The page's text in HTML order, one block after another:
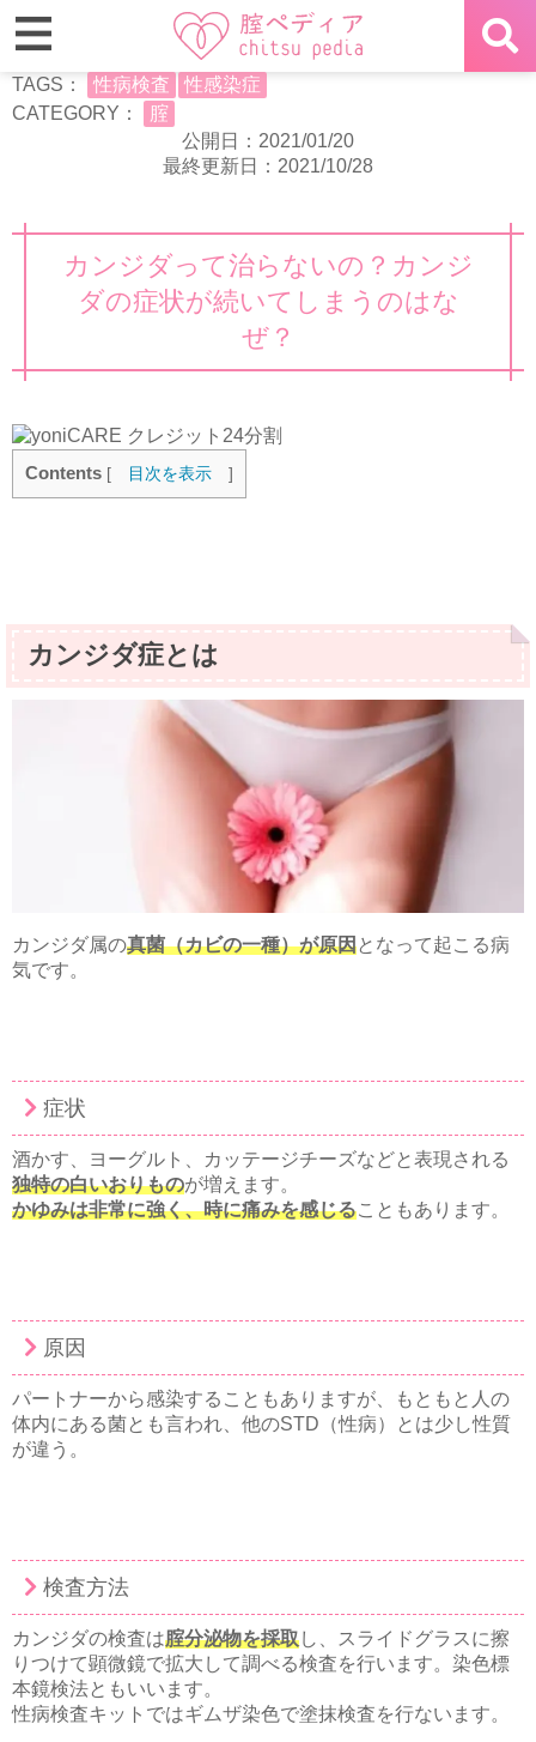
TAGS： 性病検査
性感染症
CATEGORY：
腟
公開日：2021/01/20
最終更新日：2021/10/28
カンジダって治らないの？カンジ
ダの症状が続いてしまうのはな
ぜ？
Contents [ 目次を表示 ]
カンジダ症とは
カンジダ属の真菌（カビの一種）が原因となって起こる病
気です。
症状
酒かす、ヨーグルト、カッテージチーズなどと表現される
独特の白いおりものが増えます。
かゆみは非常に強く、時に痛みを感じることもあります。
原因
パートナーから感染することもありますが、もともと人の
体内にある菌とも言われ、他のSTD（性病）とは少し性質
が違う。
検査方法
カンジダの検査は腟分泌物を採取し、スライドグラスに擦
りつけて顕微鏡で拡大して調べる検査を行います。染色標
本鏡検法ともいいます。
性病検査キットではギムザ染色で塗抹検査を行ないます。